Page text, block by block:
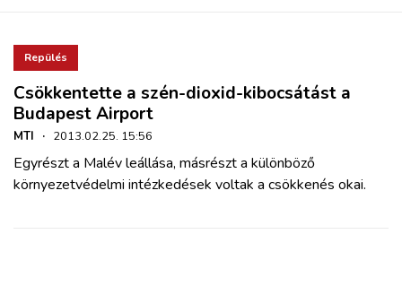
Repülés
Csökkentette a szén-dioxid-kibocsátást a
Budapest Airport
MTI · 2013.02.25. 15:56
Egyrészt a Malév leállása, másrészt a különböző
környezetvédelmi intézkedések voltak a csökkenés okai.